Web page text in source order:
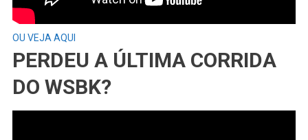
OU VEJA AQUI
PERDEU A ÚLTIMA CORRIDA
DO WSBK?